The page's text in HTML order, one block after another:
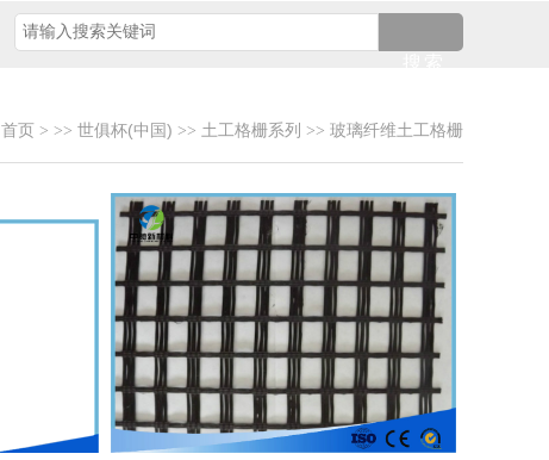
首页 > >> 世俱杯(中国) >> 土工格栅系列 >> 玻璃纤维土工格栅